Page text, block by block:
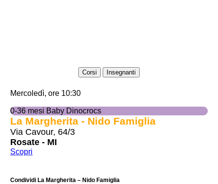
Corsi Insegnanti
Mercoledì, ore 10:30
0-36 mesi Baby Dinocrocs
La Margherita - Nido Famiglia
Via Cavour, 64/3
Rosate - MI
Scopri
Condividi La Margherita – Nido Famiglia